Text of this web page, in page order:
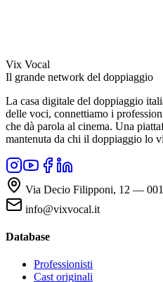
Vix Vocal
Il grande network del doppiaggio
La casa digitale del doppiaggio
delle voci, connettiamo i
che dà parola al cinema. Una
mantenuta da chi il doppiaggio lo
Via Decio Filipponi, 12 —
info@vixvocal.it
Database
Professionisti
Cast originali